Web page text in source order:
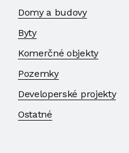
Domy a budovy
Byty
Komerčné objekty
Pozemky
Developerské projekty
Ostatné